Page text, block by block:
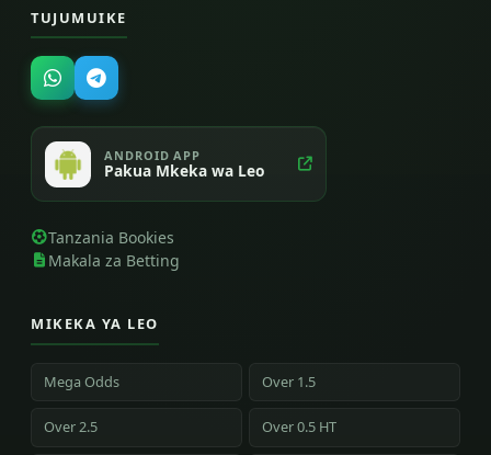
TUJUMUIKE
ANDROID APP
Pakua Mkeka wa Leo
Tanzania Bookies
Makala za Betting
MIKEKA YA LEO
Mega Odds Over 1.5
Over 2.5 Over 0.5 HT